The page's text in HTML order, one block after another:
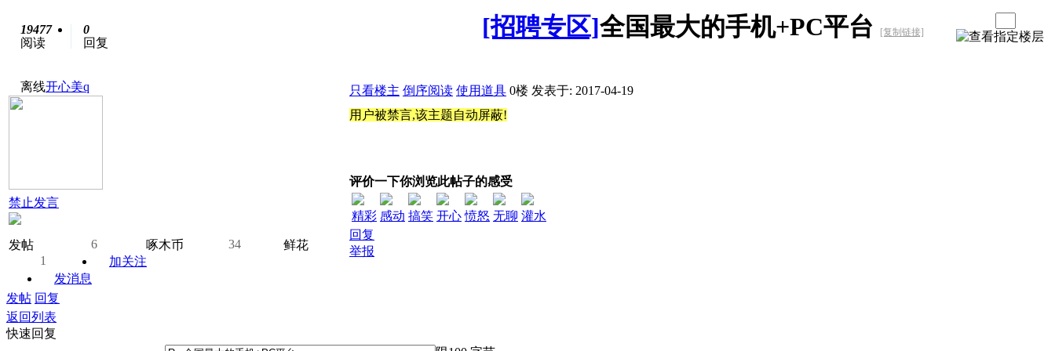
19477
阅读
0
回复
[招聘专区]全国最大的手机+PC平台 [复制链接]
离线开心美q
禁止发言
发帖 6 啄木币 34
鲜花
1
加关注
发消息
只看楼主 倒序阅读 使用道具 0楼 发表于: 2017-04-19
用户被禁言,该主题自动屏蔽!
评价一下你浏览此帖子的感受
精彩 感动 搞笑 开心 愤怒 无聊 灌水
回复
举报
发帖 回复
返回列表
快速回复